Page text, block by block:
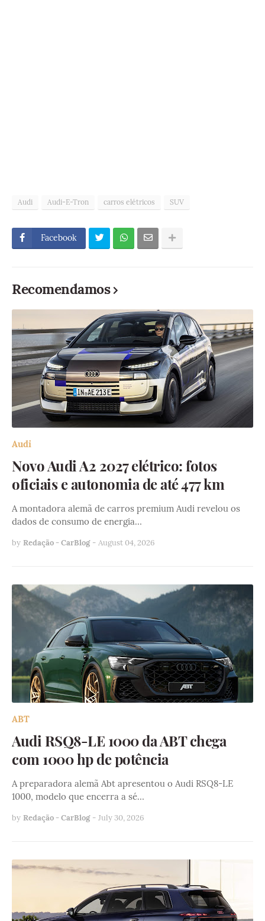
Audi Audi-E-Tron carros elétricos SUV
Facebook
Recomendamos
Audi
Novo Audi A2 2027 elétrico: fotos
oficiais e autonomia de até 477 km
A montadora alemã de carros premium Audi revelou os
dados de consumo de energia…
by Redação - CarBlog - August 04, 2026
ABT
Audi RSQ8-LE 1000 da ABT chega
com 1000 hp de potência
A preparadora alemã Abt apresentou o Audi RSQ8-LE
1000, modelo que encerra a sé…
by Redação - CarBlog - July 30, 2026